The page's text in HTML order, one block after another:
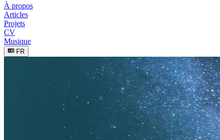
À propos
Articles
Projets
CV
Musique
FR